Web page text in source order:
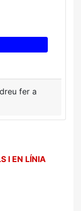
fer a
I EN LÍNIA